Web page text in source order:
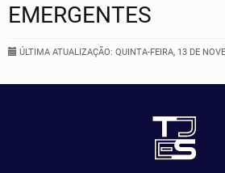
EMERGENTES
ÚLTIMA ATUALIZAÇÃO: QUINTA-FEIRA, 13 DE